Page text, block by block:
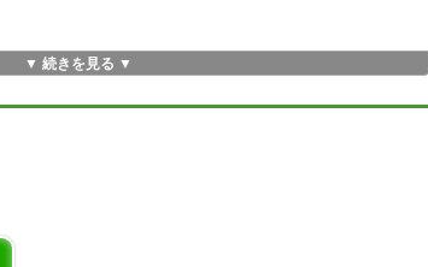
▼ 続きを見る ▼